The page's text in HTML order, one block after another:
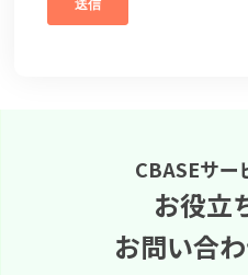
CBASEサー
お役立
お問い合